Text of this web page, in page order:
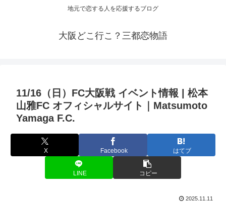
地元で恋する人を応援するブログ
大阪どこ行こ？三都恋物語
11/16（日）FC大阪戦 イベント情報 | 松本
山雅FC オフィシャルサイト｜Matsumoto
Yamaga F.C.
X Facebook はてブ
LINE コピー
2025.11.11